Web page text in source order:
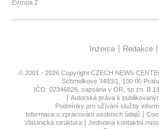
Evropa 2
Inzerce Redakce
© 2001 - 2026 Copyright CZECH NEWS
Schmolkové 3493/1, 100 00
IČO: 02346826, zapsána v OR, sp.zn. B
Autorská práva k
Podmínky pro užívání služby
Informace o zpracování osobních údajů
Vlastnická struktura
Jednotná kontaktní